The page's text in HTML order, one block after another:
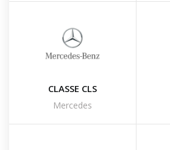
CLASSE CLS
Mercedes